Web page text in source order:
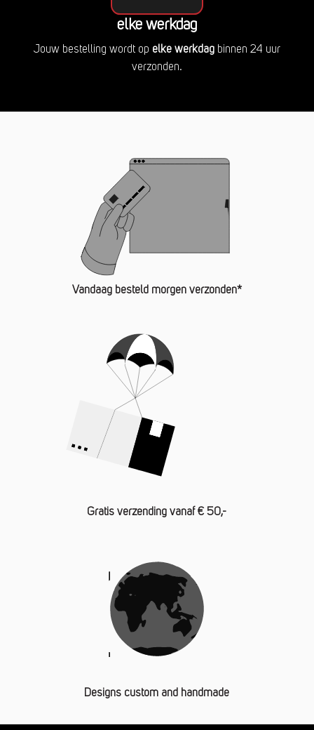
elke werkdag
Jouw bestelling wordt op elke werkdagbinnen 24 uur
verzonden.
Vandaag besteld morgen verzonden*
Gratis verzending vanaf € 50,-
Designs custom and handmade